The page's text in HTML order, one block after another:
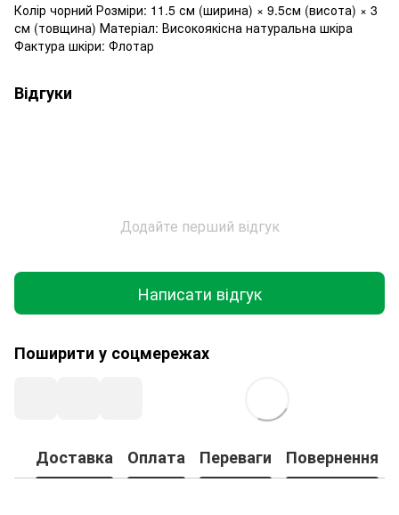
Колір чорний Розміри: 11.5 см (ширина) × 9.5см (висота) × 3
см (товщина) Матеріал: Високоякісна натуральна шкіра
Фактура шкіри: Флотар
Відгуки
Додайте перший відгук
Написати відгук
Поширити у соцмережах
Доставка Оплата Переваги Повернення